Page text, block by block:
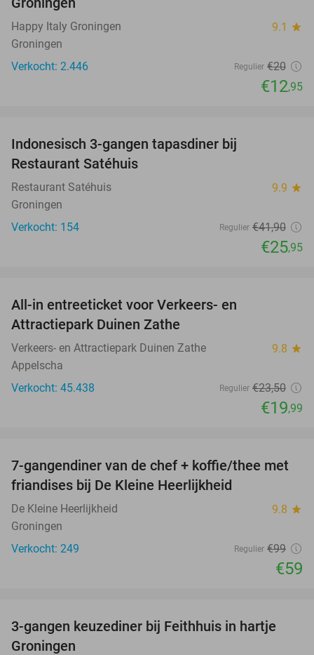
Happy Italy Groningen 9.1 star
Groningen
Verkocht: 2.446
Regulier €20
€12,95
Indonesisch 3-gangen tapasdiner bij
Restaurant Satéhuis
Restaurant Satéhuis 9.9 star
Groningen
Verkocht: 154
Regulier €41,90
€25,95
All-in entreeticket voor Verkeers- en
Attractiepark Duinen Zathe
Verkeers- en Attractiepark Duinen Zathe 9.8 star
Appelscha
Verkocht: 45.438
Regulier €23,50
€19,99
40%
7-gangendiner van de chef + koffie/thee met
friandises bij De Kleine Heerlijkheid
De Kleine Heerlijkheid 9.8 star
Groningen
Verkocht: 249
Regulier €99
€59
38%
3-gangen keuzediner bij Feithhuis in hartje
Groningen